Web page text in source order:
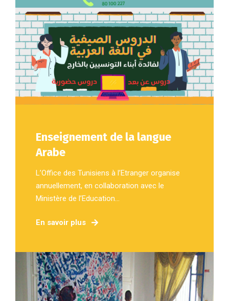
Enseignement de la langue
Arabe
L’Office des Tunisiens à l’Etranger organise
annuellement, en collaboration avec le
Ministère de l’Education...
En savoir plus